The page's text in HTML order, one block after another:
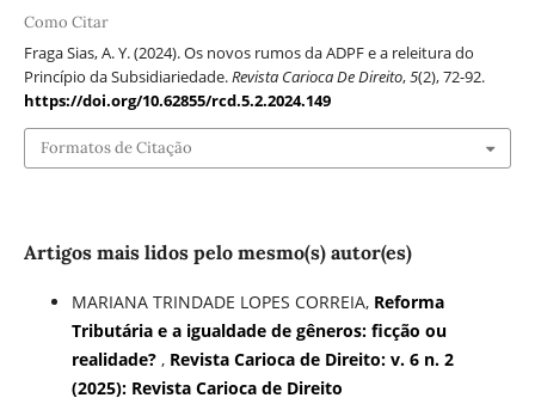
Como Citar
Fraga Sias, A. Y. (2024). Os novos rumos da ADPF e a releitura do
Princípio da Subsidiariedade.Revista Carioca De Direito,5(2), 72-92.
https://doi.org/10.62855/rcd.5.2.2024.149
Formatos de Citação
Artigos mais lidos pelo mesmo(s) autor(es)
MARIANA TRINDADE LOPES CORREIA, Reforma
Tributária e a igualdade de gêneros: ficção ou
realidade? , Revista Carioca de Direito: v. 6 n. 2
(2025): Revista Carioca de Direito